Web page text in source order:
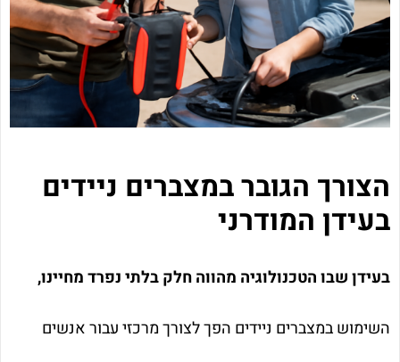
הצורך הגובר במצברים ניידים
בעידן המודרני
בעידן שבו הטכנולוגיה מהווה חלק בלתי נפרד מחיינו,
השימוש במצברים ניידים הפך לצורך מרכזי עבור אנשים